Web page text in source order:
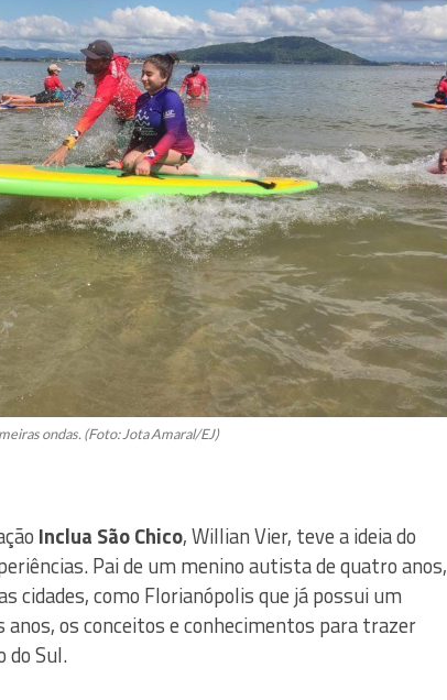
ondas. (Foto: Jota Amaral/EJ)
Inclua São Chico, Willian Vier, teve a ideia do
Pai de um menino autista de quatro anos,
cidades, como Florianópolis que já possui um
os conceitos e conhecimentos para trazer
do Sul.